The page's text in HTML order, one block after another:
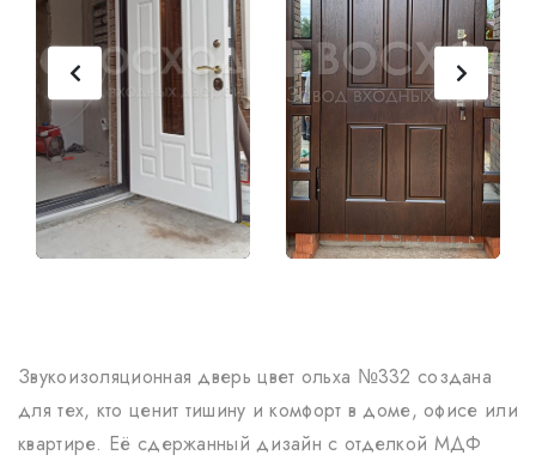
Звукоизоляционная дверь цвет ольха №332 создана
для тех, кто ценит тишину и комфорт в доме, офисе или
квартире. Её сдержанный дизайн с отделкой МДФ